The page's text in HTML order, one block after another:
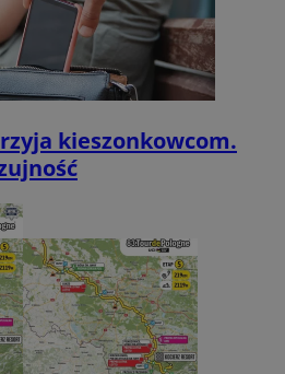
kieszonkowcom.